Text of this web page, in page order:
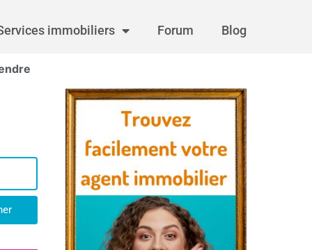
immobiliers Forum Blog